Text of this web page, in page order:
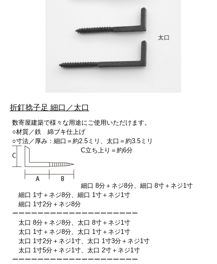
折釘捻子足 細口／太口
数寄屋建築で様々な用途にご使用いただけます。
○材質／鉄 綿ブキ仕上げ
○寸法／厚み：細口＝約2.5ミリ、太口＝約3.5ミリ
C立ち上り＝約6分
細口 8分＋ネジ8分、細口 8寸＋ネジ1寸
細口 1寸＋ネジ8分、細口 1寸＋ネジ1寸
細口 1寸2分＋ネジ8分
ーーーーーーーーーーーーーーーーーーーー
太口 8分＋ネジ8分、太口 8寸＋ネジ1寸
太口 1寸＋ネジ8分、太口 1寸＋ネジ1寸
太口 1寸2分＋ネジ1寸、太口 1寸3分＋ネジ1寸
太口 1寸5分＋ネジ1寸、太口 2寸＋ネジ1寸
ーーーーーーーーーーーーーーーーーーーー